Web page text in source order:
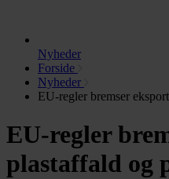
Nyheder
Forside
Nyheder
EU-regler bremser
EU-regler
plastaffald og